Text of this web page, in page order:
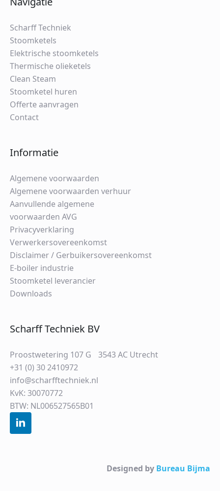
Scharff Techniek
Stoomketels
Elektrische stoomketels
Thermische olieketels
Clean Steam
Stoomketel huren
Offerte aanvragen
Contact
Informatie
Algemene voorwaarden
Algemene voorwaarden verhuur
Aanvullende algemene
voorwaarden AVG
Privacyverklaring
Verwerkersovereenkomst
Disclaimer / Gerbuikersovereenkomst
E-boiler industrie
Stoomketel leverancier
Downloads
Scharff Techniek BV
Proostwetering 107 G 3543 AC Utrecht
+31 (0) 30 2410972
info@scharfftechniek.nl
KvK: 30070772
BTW: NL006527565B01
Designed by Bureau Bijma